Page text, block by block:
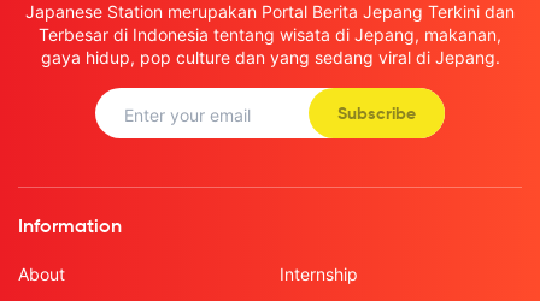
Japanese Station merupakan Portal Berita Jepang Terkini dan
Terbesar di Indonesia tentang wisata di Jepang, makanan,
gaya hidup, pop culture dan yang sedang viral di Jepang.
Subscribe
Information
About
Internship